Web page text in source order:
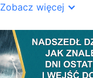
Zobacz więcej